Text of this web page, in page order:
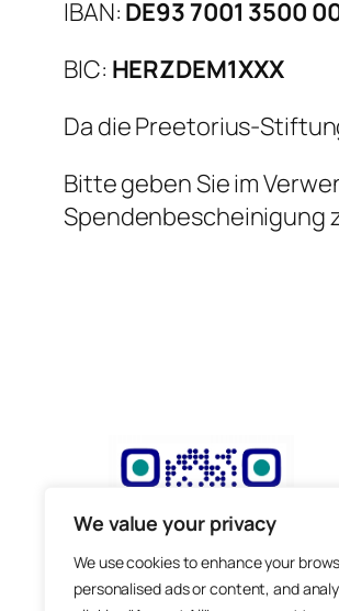
We value your privacy
We use cookies to enhance your
personalised ads or content, and
IBAN: DE93 7001 3500
BIC: HERZDEM1XXX
Da die Preetorius-
Bitte geben Sie im
Spendenbescheinigung